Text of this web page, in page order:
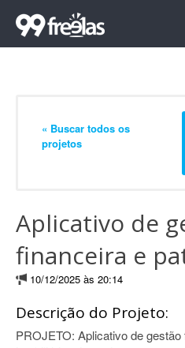
« Buscar todos os
projetos
Aplicativo de
financeira e
10/12/2025 às 20:14
Descrição do Projeto:
PROJETO: Aplicativo de